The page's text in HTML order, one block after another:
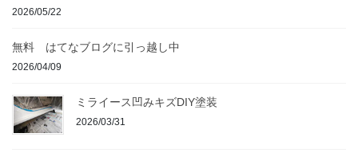
2026/05/22
無料 はてなブログに引っ越し中
2026/04/09
ミライース凹みキズDIY塗装
2026/03/31